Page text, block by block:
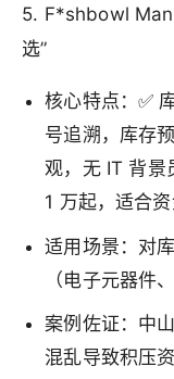
5. F*shbowl
选”
核心特点：✅
号追溯，库存
观，无 IT 背景
1 万起，适合
适用场景：对
（电子元器件
案例佐证：中
混乱导致积压